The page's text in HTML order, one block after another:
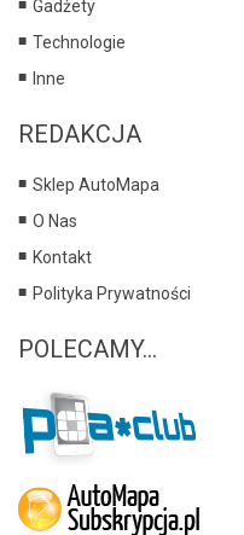
Gadżety
Technologie
Inne
REDAKCJA
Sklep AutoMapa
O Nas
Kontakt
Polityka Prywatności
POLECAMY...